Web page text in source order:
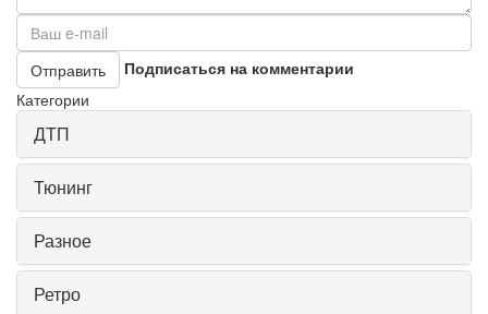
Отправить
Подписаться на комментарии
Категории
ДТП
Тюнинг
Разное
Ретро